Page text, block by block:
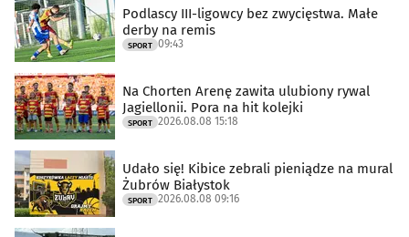
Podlascy III-ligowcy bez zwycięstwa. Małe
derby na remis
SPORT 09:43
Na Chorten Arenę zawita ulubiony rywal
Jagiellonii. Pora na hit kolejki
SPORT 2026.08.08 15:18
Udało się! Kibice zebrali pieniądze na mural
Żubrów Białystok
SPORT 2026.08.08 09:16